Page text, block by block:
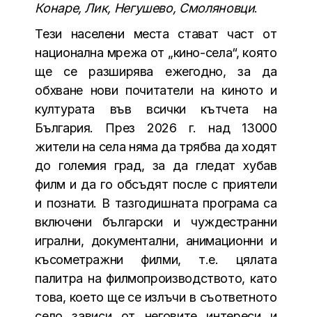
Конаре, Лик, Негушево, Смоляновци.
Тези населени места стават част от
национална мрежа от „кино-села“, която
ще се разширява ежегодно, за да
обхване нови почитатели на киното и
културата във всички кътчета на
България. През 2026 г. над 13000
жители на села няма да трябва да ходят
до големия град, за да гледат хубав
филм и да го обсъдят после с приятели
и познати. В тазгодишната програма са
включени български и чуждестранни
игрални, документални, анимационни и
късометражни филми, т.е. цялата
палитра на филмопроизводството, като
това, което ще се излъчи в съответното